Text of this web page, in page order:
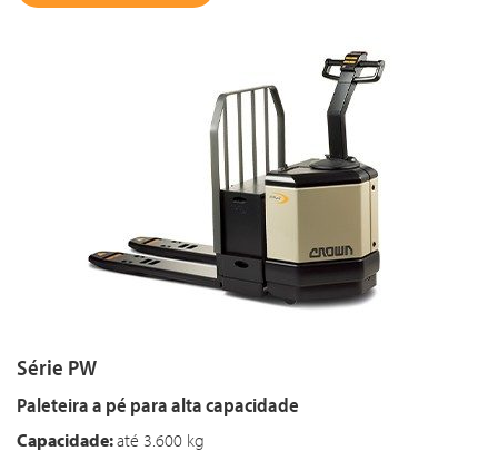
Série PW
Paleteira a pé para alta capacidade
Capacidade:até 3.600 kg